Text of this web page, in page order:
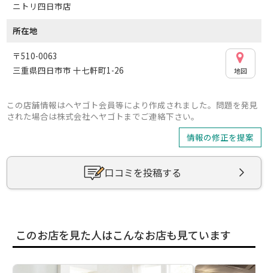
ニトリ四日市店
所在地
〒510-0063
三重県四日市市 十七軒町1-26
地図
この店舗情報はヘヤゴト会員等により作成されました。問題を発見
された場合は株式会社ヘヤゴトまでご連絡下さい。
情報の修正を提案
口コミを投稿する
このお店を見た人はこんなお店も見ています